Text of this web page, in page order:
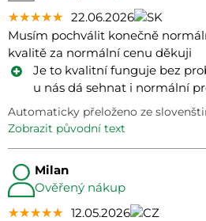
★★★★★
★★★★★
★★★★★ 22.06.2026
Musím pochválit konečně
kvalitě za normální cenu děkuji
Je to kvalitní funguje bez
u nás dá sehnat i normální
Automaticky přeloženo ze
zobrazit původní text
Milan
Ověřený nákup
★★★★★
★★★★★
★★★★★ 12.05.2026